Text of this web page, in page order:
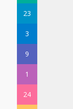
23
3
9
1
24